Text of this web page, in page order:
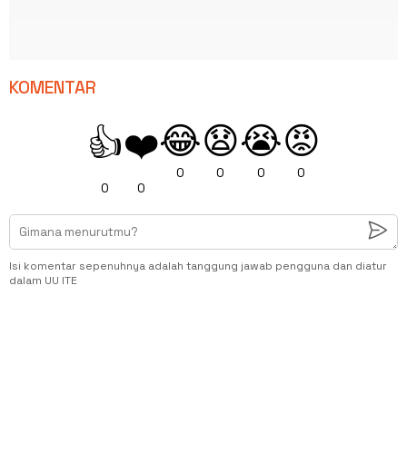
KOMENTAR
👍
0
❤️
0
😂
0
😧
0
😭
0
😡
0
Isi komentar sepenuhnya adalah tanggung jawab pengguna dan diatur
dalam UU ITE